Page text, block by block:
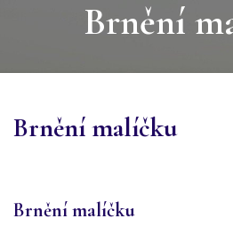
Brnění
Brnění malíčku
Brnění malíčku